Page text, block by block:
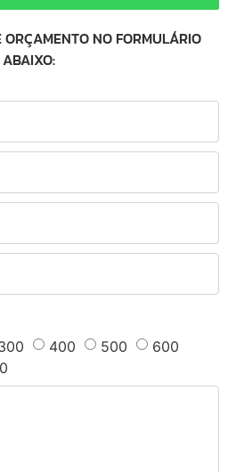
ORÇAMENTO NO FORMULÁRIO
ABAIXO:
400 500
600